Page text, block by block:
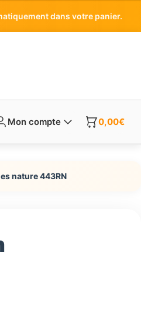
dans votre panier.
Mon compte 0,00€
nature 443RN